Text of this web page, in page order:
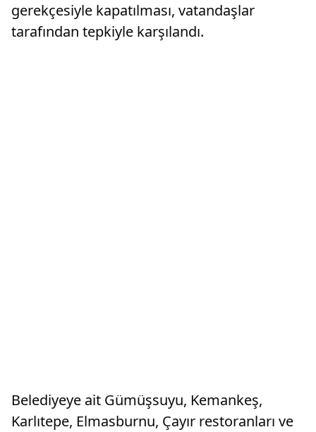
gerekçesiyle kapatılması, vatandaşlar
tarafından tepkiyle karşılandı.
Belediyeye ait Gümüşsuyu, Kemankeş,
Karlıtepe, Elmasburnu, Çayır restoranları ve